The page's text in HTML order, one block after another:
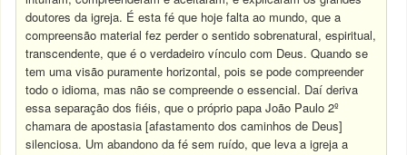
doutores da igreja. É esta fé que hoje falta ao mundo, que a
compreensão material fez perder o sentido sobrenatural, espiritual,
transcendente, que é o verdadeiro vínculo com Deus. Quando se
tem uma visão puramente horizontal, pois se pode compreender
todo o idioma, mas não se compreende o essencial. Daí deriva
essa separação dos fiéis, que o próprio papa João Paulo 2º
chamara de apostasia [afastamento dos caminhos de Deus]
silenciosa. Um abandono da fé sem ruído, que leva a igreja a